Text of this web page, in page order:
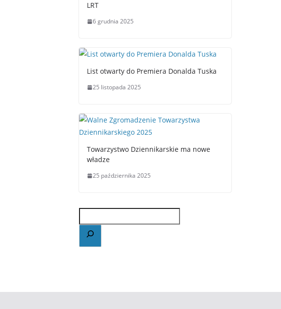
LRT
6 grudnia 2025
List otwarty do Premiera Donalda Tuska
25 listopada 2025
Towarzystwo Dziennikarskie ma nowe
władze
25 października 2025